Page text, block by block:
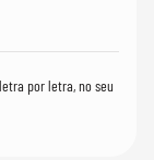
por letra, no seu